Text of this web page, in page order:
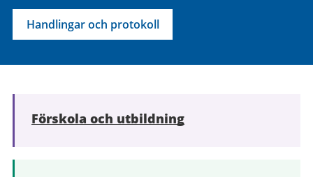
Handlingar och protokoll
Förskola och utbildning